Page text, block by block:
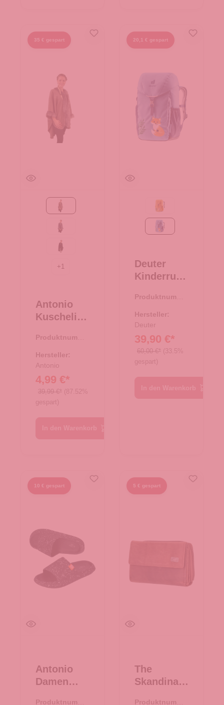
35 € gespart
Taupe
grau
schwarz
+1
Antonio
Kuschelige
Damenpon
cho -
Taupe
Produktnumme
Hersteller:
Antonio
4,99 €*
39,99 €* (87.52%
gespart)
20,1 € gespart
amber-maple
wave-nightblue
Deuter
Kinderruck
Waldfuchs
14 wave-
nightblue
Produktnumme
Hersteller:
Deuter
39,90 €*
60,00 €* (33.5%
gespart)
10 € gespart
Antonio
Damen
Produktnumme
5 € gespart
The
Skandinavi
Produktnumme